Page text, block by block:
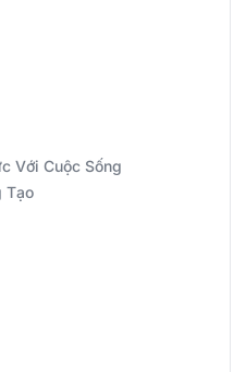
Với Cuộc Sống
Tạo